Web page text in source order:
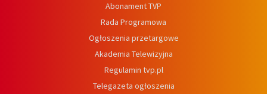
Abonament TVP
Rada Programowa
Ogłoszenia przetargowe
Akademia Telewizyjna
Regulamin tvp.pl
Telegazeta ogłoszenia